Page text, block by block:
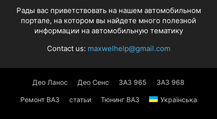
Рады вас приветствовать на нашем автомобильном
портале, на котором вы найдете много полезной
информации на автомобильную тематику
Contact us: maxwelhelp@gmail.com
Део Ланос Део Сенс ЗАЗ 965 ЗАЗ 968
Ремонт ВАЗ статьи Тюнинг ВАЗ Українська